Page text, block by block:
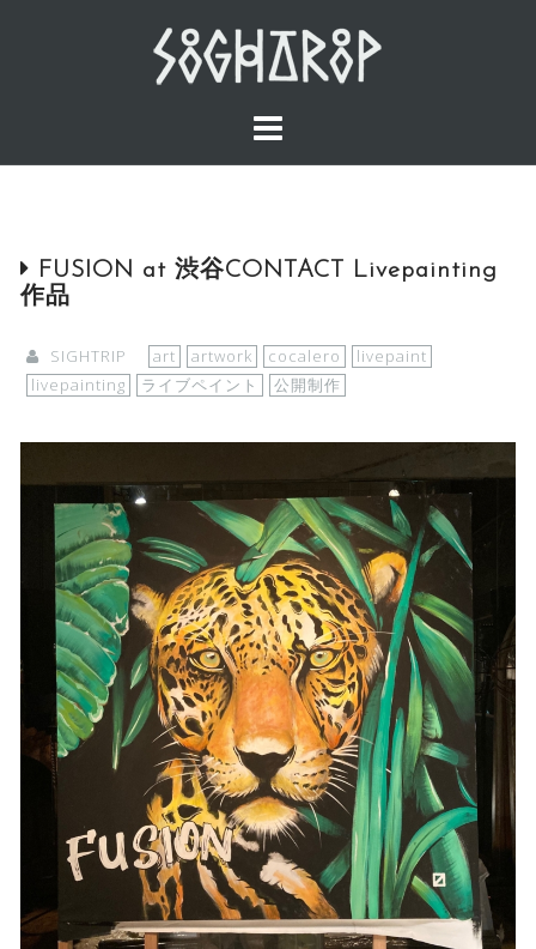
FUSION at 渋谷CONTACT Livepainting
作品
SIGHTRIP art artwork cocalero
livepaint
livepainting
ライブペイント 公開制作